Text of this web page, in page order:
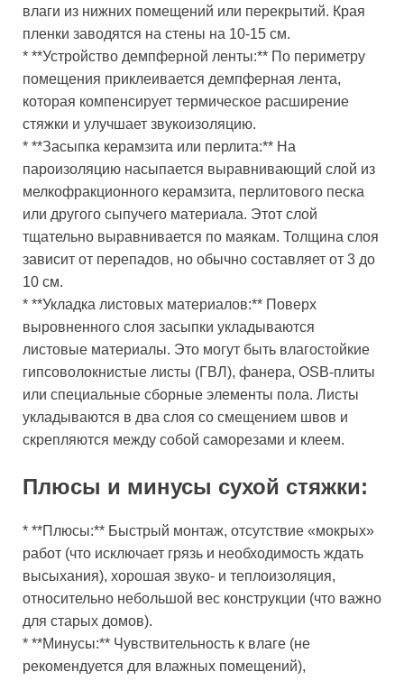
влаги из нижних помещений или перекрытий. Края
пленки заводятся на стены на 10-15 см.
* **Устройство демпферной ленты:** По периметру
помещения приклеивается демпферная лента,
которая компенсирует термическое расширение
стяжки и улучшает звукоизоляцию.
* **Засыпка керамзита или перлита:** На
пароизоляцию насыпается выравнивающий слой из
мелкофракционного керамзита, перлитового песка
или другого сыпучего материала. Этот слой
тщательно выравнивается по маякам. Толщина слоя
зависит от перепадов, но обычно составляет от 3 до
10 см.
* **Укладка листовых материалов:** Поверх
выровненного слоя засыпки укладываются
листовые материалы. Это могут быть влагостойкие
гипсоволокнистые листы (ГВЛ), фанера, OSB-плиты
или специальные сборные элементы пола. Листы
укладываются в два слоя со смещением швов и
скрепляются между собой саморезами и клеем.
Плюсы и минусы сухой стяжки:
* **Плюсы:** Быстрый монтаж, отсутствие «мокрых»
работ (что исключает грязь и необходимость ждать
высыхания), хорошая звуко- и теплоизоляция,
относительно небольшой вес конструкции (что важно
для старых домов).
* **Минусы:** Чувствительность к влаге (не
рекомендуется для влажных помещений),